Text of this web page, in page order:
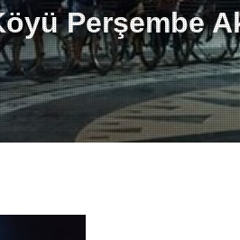
Perşembe